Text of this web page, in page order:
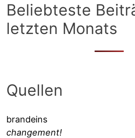
Beliebteste
letzten Monats
Quellen
brandeins
changement!